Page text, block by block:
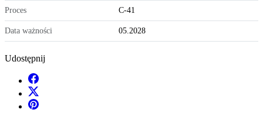
Proces C-41
Data ważności 05.2028
Udostępnij